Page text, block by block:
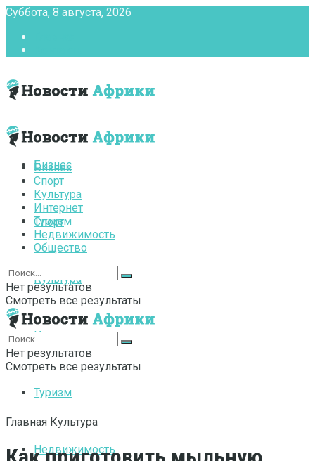
Суббота, 8 августа, 2026
Бизнес
Спорт
Культура
Интернет
Туризм
Недвижимость
Бизнес
Спорт
Культура
Интернет
Туризм
Недвижимость
Общество
Нет результатов
Смотреть все результаты
Нет результатов
Смотреть все результаты
Главная Культура